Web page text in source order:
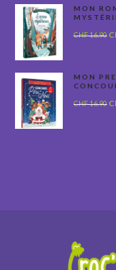
MON
CHF16.90 Le
MON
CHF16.90 Le